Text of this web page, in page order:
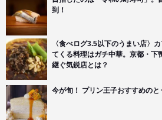
到！
〈食べログ3.5以下のうまい店〉
てくる料理はガチ中華。京都・下
継ぐ気鋭店とは？
今が旬！ プリン王子おすすめの